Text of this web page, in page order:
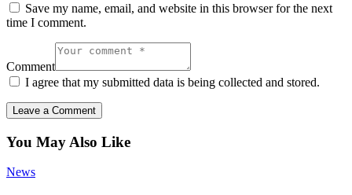
Save my name, email, and website in this browser for the next
time I comment.
Comment
I agree that my submitted data is being collected and stored.
You May Also Like
News